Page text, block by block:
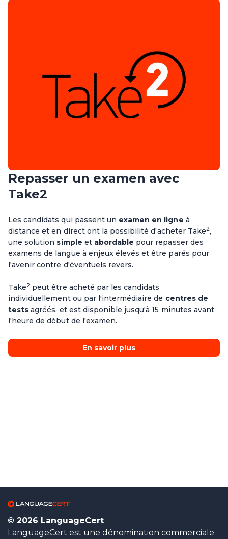
Repasser un examen avec
Take2
Les candidats qui passent un examen en ligne à
distance et en direct ont la possibilité d'acheter Take2,
une solution simple et abordable pour repasser des
examens de langue à enjeux élevés et être parés pour
l'avenir contre d'éventuels revers.
Take2 peut être acheté par les candidats
individuellement ou par l'intermédiaire de centres de
tests agréés, et est disponible jusqu'à 15 minutes avant
l'heure de début de l'examen.
En savoir plus
© 2026 LanguageCert
LanguageCert est une dénomination commerciale